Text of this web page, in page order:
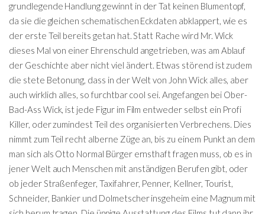
grundlegende Handlung gewinnt in der Tat keinen Blumentopf,
da sie die gleichen schematischen Eckdaten abklappert, wie es
der erste Teil bereits getan hat. Statt Rache wird Mr. Wick
dieses Mal von einer Ehrenschuld angetrieben, was am Ablauf
der Geschichte aber nicht viel ändert. Etwas störend ist zudem
die stete Betonung, dass in der Welt von John Wick alles, aber
auch wirklich alles, so furchtbar cool sei. Angefangen bei Ober-
Bad-Ass Wick, ist jede Figur im Film entweder selbst ein Profi
Killer, oder zumindest Teil des organisierten Verbrechens. Dies
nimmt zum Teil recht alberne Züge an, bis zu einem Punkt an dem
man sich als Otto Normal Bürger ernsthaft fragen muss, ob es in
jener Welt auch Menschen mit anständigen Berufen gibt, oder
ob jeder Straßenfeger, Taxifahrer, Penner, Kellner, Tourist,
Schneider, Bankier und Dolmetscher insgeheim eine Magnum mit